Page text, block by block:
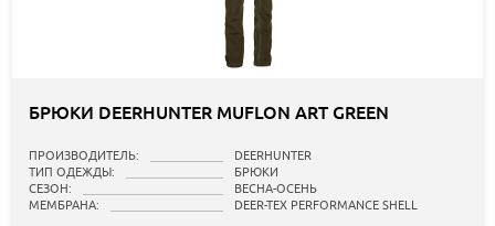
БРЮКИ DEERHUNTER MUFLON ART GREEN
ПРОИЗВОДИТЕЛЬ:
DEERHUNTER
ТИП ОДЕЖДЫ:
БРЮКИ
СЕЗОН:
ВЕСНА-ОСЕНЬ
МЕМБРАНА:
DEER-TEX PERFORMANCE SHELL